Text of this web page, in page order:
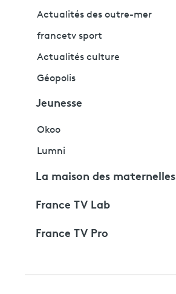
Actualités des outre-mer
francetv sport
Actualités culture
Géopolis
Jeunesse
Okoo
Lumni
La maison des maternelles
France TV Lab
France TV Pro